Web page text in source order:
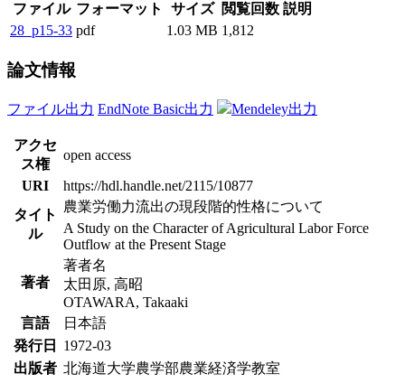
ファイル フォーマット サイズ 閲覧回数 説明
28_p15-33 pdf 1.03 MB 1,812
論文情報
ファイル出力 EndNote Basic出力 Mendeley出力
アクセ
ス権
open access
URI
https://hdl.handle.net/2115/10877
タイト
ル
農業労働力流出の現段階的性格について
A Study on the Character of Agricultural Labor Force
Outflow at the Present Stage
著者
著者名
太田原, 高昭
OTAWARA, Takaaki
言語
日本語
発行日
1972-03
出版者 北海道大学農学部農業経済学教室